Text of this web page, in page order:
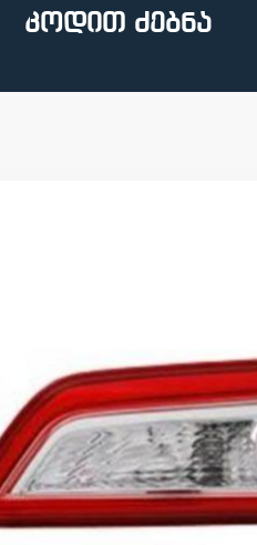
კოდით ძებნა